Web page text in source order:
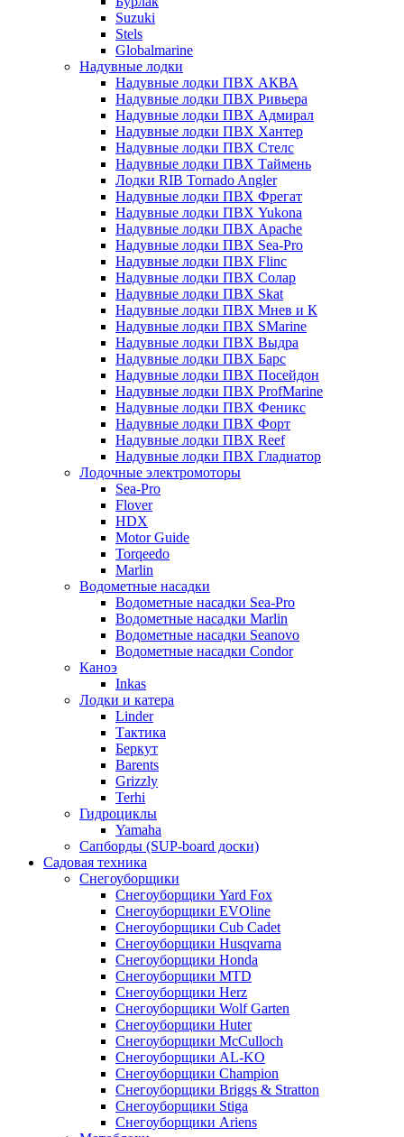
Suzuki
Stels
Globalmarine
Надувные лодки
Надувные лодки ПВХ АКВА
Надувные лодки ПВХ Ривьера
Надувные лодки ПВХ Адмирал
Надувные лодки ПВХ Хантер
Надувные лодки ПВХ Стелс
Надувные лодки ПВХ Таймень
Лодки RIB Tornado Angler
Надувные лодки ПВХ Фрегат
Надувные лодки ПВХ Yukona
Надувные лодки ПВХ Apache
Надувные лодки ПВХ Sea-Pro
Надувные лодки ПВХ Flinc
Надувные лодки ПВХ Солар
Надувные лодки ПВХ Skat
Надувные лодки ПВХ Мнев и К
Надувные лодки ПВХ SMarine
Надувные лодки ПВХ Выдра
Надувные лодки ПВХ Барс
Надувные лодки ПВХ Посейдон
Надувные лодки ПВХ ProfMarine
Надувные лодки ПВХ Феникс
Надувные лодки ПВХ Форт
Надувные лодки ПВХ Reef
Надувные лодки ПВХ Гладиатор
Лодочные электромоторы
Sea-Pro
Flover
HDX
Motor Guide
Torqeedo
Marlin
Водометные насадки
Водометные насадки Sea-Pro
Водометные насадки Marlin
Водометные насадки Seanovo
Водометные насадки Condor
Каноэ
Inkas
Лодки и катера
Linder
Тактика
Беркут
Barents
Grizzly
Terhi
Гидроциклы
Yamaha
Сапборды (SUP-board доски)
Садовая техника
Снегоуборщики
Снегоуборщики Yard Fox
Снегоуборщики EVOline
Снегоуборщики Cub Cadet
Снегоуборщики Husqvarna
Снегоуборщики Honda
Снегоуборщики MTD
Снегоуборщики Herz
Снегоуборщики Wolf Garten
Снегоуборщики Huter
Снегоуборщики McCulloch
Снегоуборщики AL-KO
Снегоуборщики Champion
Снегоуборщики Briggs & Stratton
Снегоуборщики Stiga
Снегоуборщики Ariens